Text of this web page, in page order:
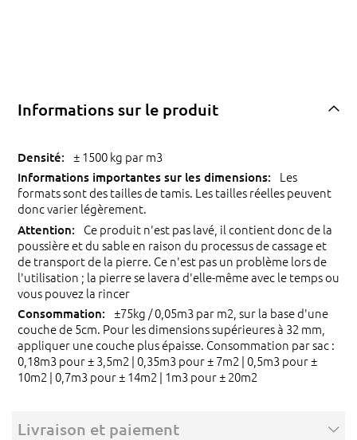
Informations sur le produit
± 1500 kg par m3
Les
formats sont des tailles de tamis. Les tailles réelles peuvent
donc varier légèrement.
Ce produit n'est pas lavé, il contient donc de la
poussière et du sable en raison du processus de cassage et
de transport de la pierre. Ce n'est pas un problème lors de
l'utilisation ; la pierre se lavera d'elle-même avec le temps ou
vous pouvez la rincer
±75kg / 0,05m3 par m2, sur la base d'une
couche de 5cm. Pour les dimensions supérieures à 32 mm,
appliquer une couche plus épaisse. Consommation par sac :
0,18m3 pour ± 3,5m2 | 0,35m3 pour ± 7m2 | 0,5m3 pour ±
10m2 | 0,7m3 pour ± 14m2 | 1m3 pour ± 20m2
Livraison et paiement